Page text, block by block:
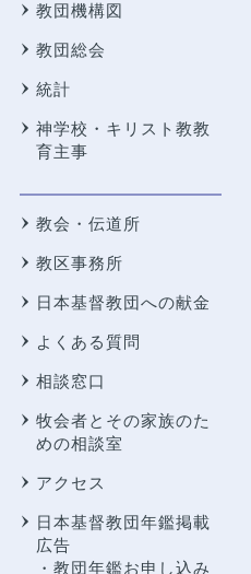
教団機構図
教団総会
統計
神学校・キリスト教教
育主事
教会・伝道所
教区事務所
日本基督教団への献金
よくある質問
相談窓口
牧会者とその家族のた
めの相談室
アクセス
日本基督教団年鑑掲載
広告
・教団年鑑お申し込み